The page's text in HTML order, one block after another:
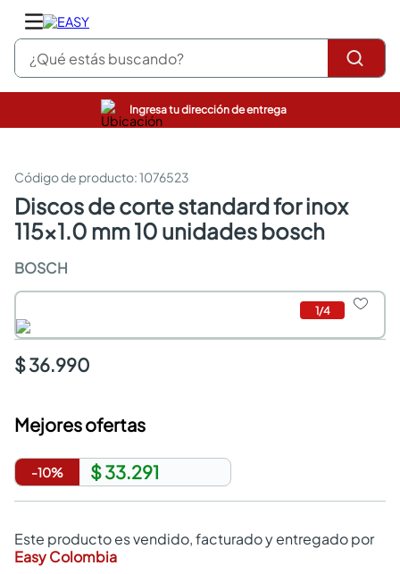
¿Qué estás buscando?
Ingresa tu dirección de entrega
:1076523
discos de corte standard for inox
115x1.0 mm 10 unidades bosch
BOSCH
1/4
$ 36.990
Mejores ofertas
-10% $ 33.291
Este producto es vendido, facturado y entregado por
Easy Colombia
pinturas
sanitarios
comedor
escritorio
armarios closet
comedores